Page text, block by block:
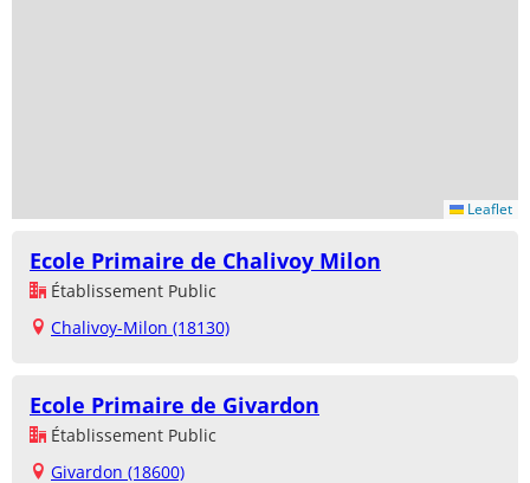
Leaflet
Ecole Primaire de Chalivoy Milon
Établissement Public
Chalivoy-Milon (18130)
Ecole Primaire de Givardon
Établissement Public
Givardon (18600)